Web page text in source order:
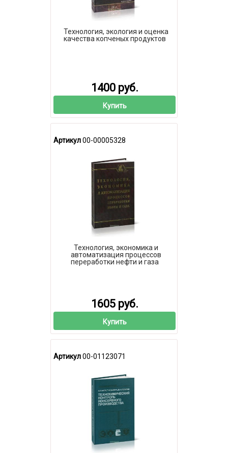
Технология, экология и оценка
качества копченых продуктов
1400 руб.
Купить
Артикул00-00005328
Технология, экономика и
автоматизация процессов
переработки нефти и газа
1605 руб.
Купить
Артикул00-01123071